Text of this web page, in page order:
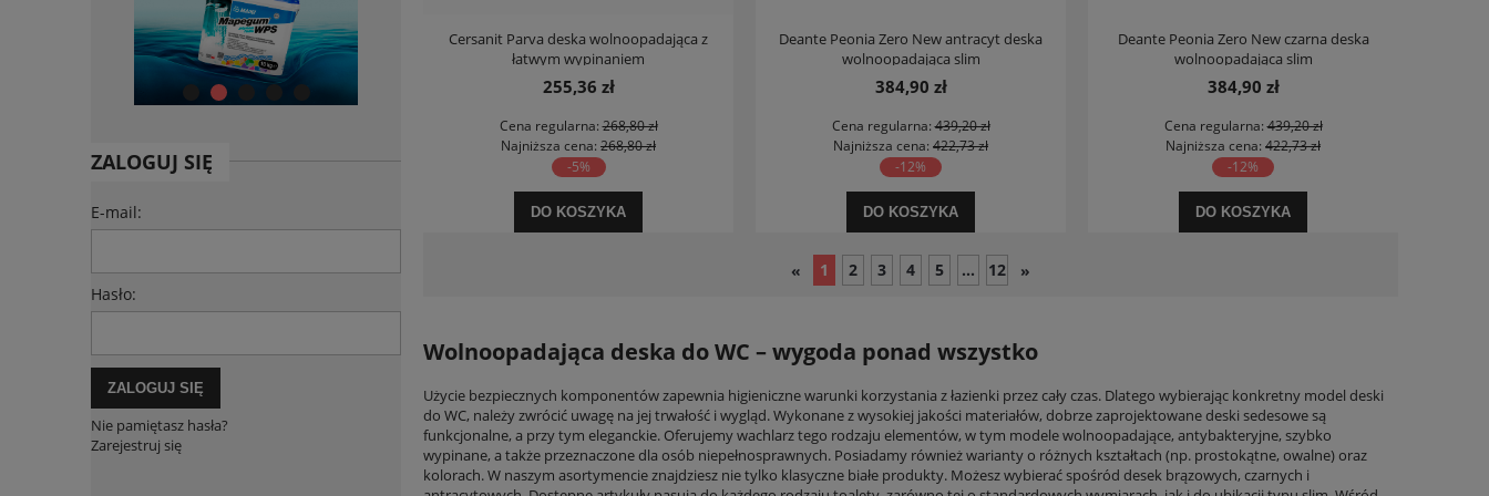
ZALOGUJ SIĘ
E-mail:
Hasło:
ZALOGUJ SIĘ
Nie pamiętasz hasła?
Zarejestruj się
Cersanit Parva deska wolnoopadająca z
łatwym wypinaniem
255,36 zł
Cena regularna:268,80 zł
Najniższa cena: 268,80 zł
-5%
DO KOSZYKA
Deante Peonia Zero New antracyt deska
wolnoopadająca slim
384,90 zł
Cena regularna:439,20 zł
Najniższa cena: 422,73 zł
-12%
DO KOSZYKA
Deante Peonia Zero New czarna deska
wolnoopadająca slim
384,90 zł
Cena regularna:439,20 zł
Najniższa cena: 422,73 zł
-12%
DO KOSZYKA
« 1 2 3 4 5 ... 12 »
Wolnoopadająca deska do WC – wygoda ponad wszystko
Użycie bezpiecznych komponentów zapewnia higieniczne warunki korzystania z łazienki przez cały czas. Dlatego wybierając konkretny model deski
do WC, należy zwrócić uwagę na jej trwałość i wygląd. Wykonane z wysokiej jakości materiałów, dobrze zaprojektowane deski sedesowe są
funkcjonalne, a przy tym eleganckie. Oferujemy wachlarz tego rodzaju elementów, w tym modele wolnoopadające, antybakteryjne, szybko
wypinane, a także przeznaczone dla osób niepełnosprawnych. Posiadamy również warianty o różnych kształtach (np. prostokątne, owalne) oraz
kolorach. W naszym asortymencie znajdziesz nie tylko klasyczne białe produkty. Możesz wybierać spośród desek brązowych, czarnych i